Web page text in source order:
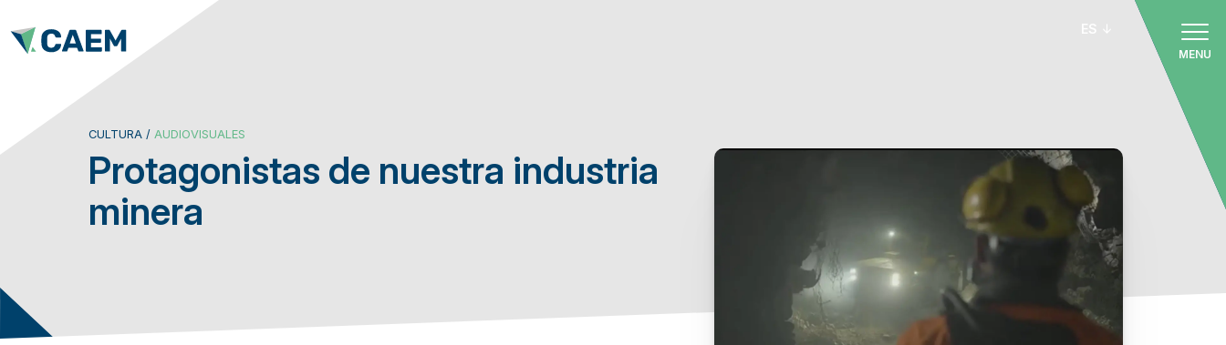
MENU
ES
CULTURA /AUDIOVISUALES
Protagonistas de nuestra industria
minera